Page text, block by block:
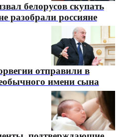
белорусов скупать
разобрали россияне
отправили в
имени сына